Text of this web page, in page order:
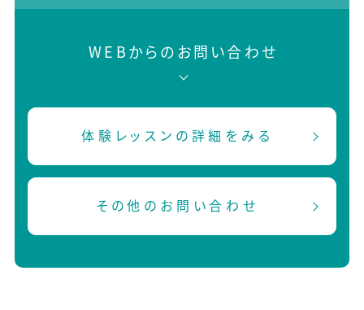
WEBからのお問い合わせ
体験レッスンの詳細をみる
その他のお問い合わせ